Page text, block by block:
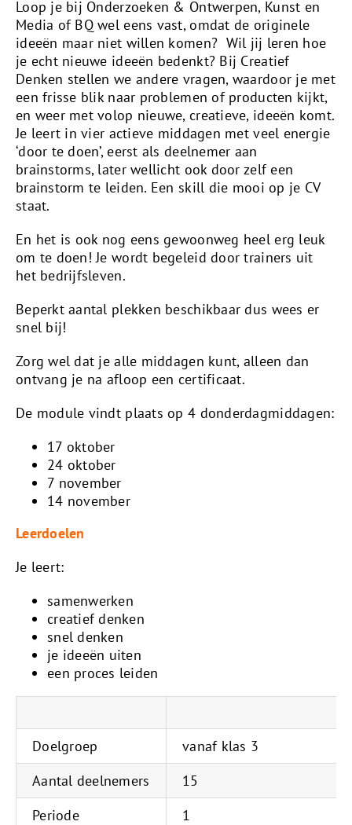
Loop je bij Onderzoeken & Ontwerpen, Kunst en
Media of BQ wel eens vast, omdat de originele
ideeën maar niet willen komen? Wil jij leren hoe
je echt nieuwe ideeën bedenkt? Bij Creatief
Denken stellen we andere vragen, waardoor je met
een frisse blik naar problemen of producten kijkt,
en weer met volop nieuwe, creatieve, ideeën komt.
Je leert in vier actieve middagen met veel energie
‘door te doen’, eerst als deelnemer aan
brainstorms, later wellicht ook door zelf een
brainstorm te leiden. Een skill die mooi op je CV
staat.
En het is ook nog eens gewoonweg heel erg leuk
om te doen! Je wordt begeleid door trainers uit
het bedrijfsleven.
Beperkt aantal plekken beschikbaar dus wees er
snel bij!
Zorg wel dat je alle middagen kunt, alleen dan
ontvang je na afloop een certificaat.
De module vindt plaats op 4 donderdagmiddagen:
17 oktober
24 oktober
7 november
14 november
Leerdoelen
Je leert:
samenwerken
creatief denken
snel denken
je ideeën uiten
een proces leiden
Doelgroep
vanaf klas 3
Aantal deelnemers
15
Periode
1